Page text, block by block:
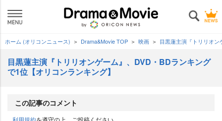
ホーム (オリコンニュース) Drama&Movie TOP 映画 目黒蓮主演『トリリオ
目黒蓮主演『トリリオンゲーム』、DVD・BDランキング
で1位【オリコンランキング】
この記事のコメント
利用規約を遵守の上、ご投稿ください。